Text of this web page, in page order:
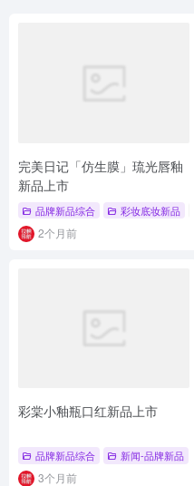
完美日记「仿生膜」琉光唇釉
新品上市
品牌新品综合 彩妆底妆新品
2个月前
彩棠小釉瓶口红新品上市
品牌新品综合 新闻-品牌新品
3个月前